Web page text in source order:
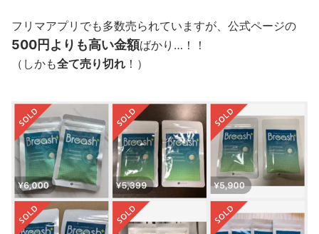
フリマアプリでも多数売られていますが、公式ページの
500円よりも高い金額ばかり…！！
（しかも全て売り切れ ！）